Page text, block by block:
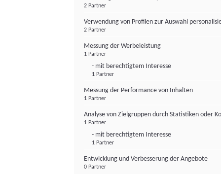
2 Partner
Verwendung von Profilen zur Auswahl
2 Partner
Messung der Werbeleistung
1 Partner
- mit berechtigtem Interesse
1 Partner
Messung der Performance von Inhalten
1 Partner
Analyse von Zielgruppen durch Statistiken oder
1 Partner
- mit berechtigtem Interesse
1 Partner
Entwicklung und Verbesserung der Angebote
0 Partner